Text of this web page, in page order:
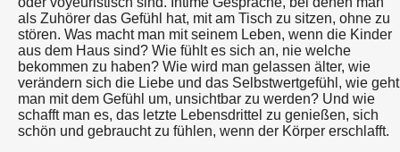
als Zuhörer das Gefühl hat, mit am Tisch zu sitzen, ohne zu
stören. Was macht man mit seinem Leben, wenn die Kinder
aus dem Haus sind? Wie fühlt es sich an, nie welche
bekommen zu haben? Wie wird man gelassen älter, wie
verändern sich die Liebe und das Selbstwertgefühl, wie geht
man mit dem Gefühl um, unsichtbar zu werden? Und wie
schafft man es, das letzte Lebensdrittel zu genießen, sich
schön und gebraucht zu fühlen, wenn der Körper erschlafft.